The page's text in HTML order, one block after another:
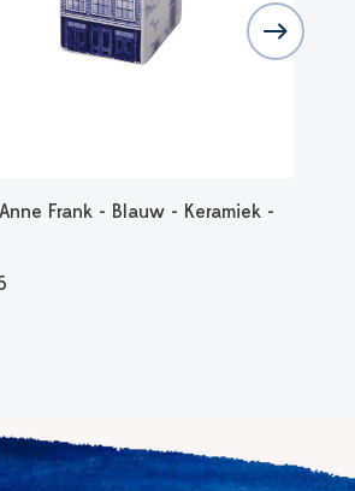
Frank - Blauw - Keramiek -